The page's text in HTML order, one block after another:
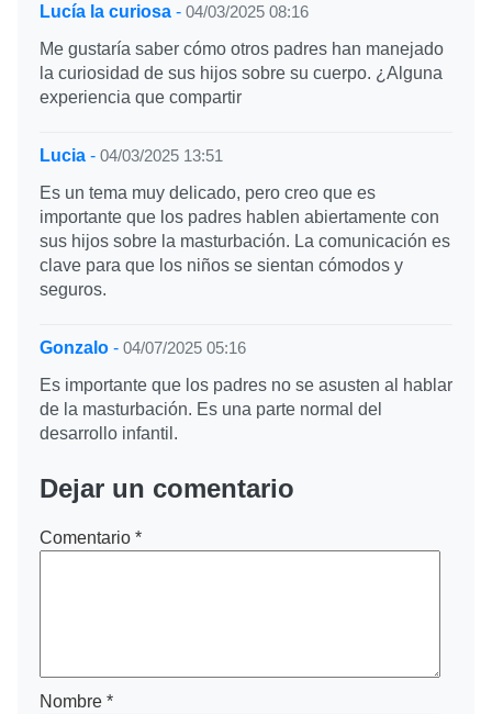
Lucía la curiosa - 04/03/2025 08:16
Me gustaría saber cómo otros padres han manejado
la curiosidad de sus hijos sobre su cuerpo. ¿Alguna
experiencia que compartir
Lucia - 04/03/2025 13:51
Es un tema muy delicado, pero creo que es
importante que los padres hablen abiertamente con
sus hijos sobre la masturbación. La comunicación es
clave para que los niños se sientan cómodos y
seguros.
Gonzalo - 04/07/2025 05:16
Es importante que los padres no se asusten al hablar
de la masturbación. Es una parte normal del
desarrollo infantil.
Dejar un comentario
Comentario *
Nombre *